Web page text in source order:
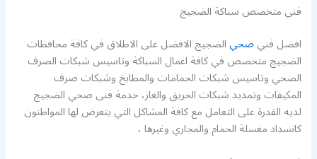
فني متخصص سباكة الضجيج
افضل فنيصحيالضجيج الافضل على الاطلاق في كافة محافظات
الضجيج متخصص في كافة اعمال السباكة وتاسيس شبكات الصرف
الصحي وتاسيس شبكات الحمامات والمطابخ وشبكات صرف
المكيفات وتمديد شبكات الحريق والغاز، خدمة فنى صحي الضجيج
لديه القدرة على التعامل مع كافة المشاكل التي يتعرض لها المواطنون
كانسداد مغسلة الحمام والمجاري وغيرها ،